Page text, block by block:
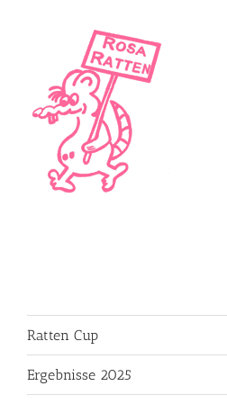
Ratten Cup
Ergebnisse 2025